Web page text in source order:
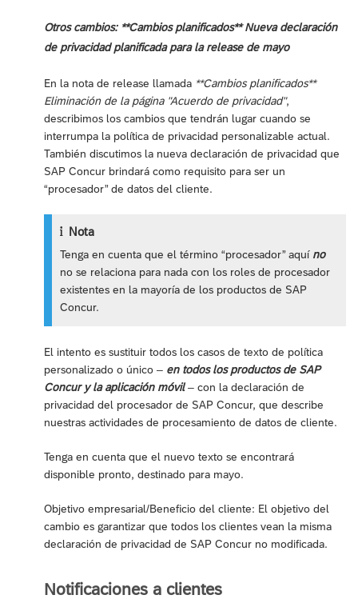
Otros cambios: **Cambios planificados** Nueva declaración
de privacidad planificada para la release de mayo
En la nota de release llamada **Cambios planificados**
Eliminación de la página "Acuerdo de privacidad",
describimos los cambios que tendrán lugar cuando se
interrumpa la política de privacidad personalizable actual.
También discutimos la nueva declaración de privacidad que
SAP Concur brindará como requisito para ser un
“procesador” de datos del cliente.
Nota
Tenga en cuenta que el término “procesador” aquí no
no se relaciona para nada con los roles de procesador
existentes en la mayoría de los productos de SAP
Concur.
El intento es sustituir todos los casos de texto de política
personalizado o único – en todos los productos de SAP
Concur y la aplicación móvil– con la declaración de
privacidad del procesador de SAP Concur, que describe
nuestras actividades de procesamiento de datos de cliente.
Tenga en cuenta que el nuevo texto se encontrará
disponible pronto, destinado para mayo.
Objetivo empresarial/Beneficio del cliente: El objetivo del
cambio es garantizar que todos los clientes vean la misma
declaración de privacidad de SAP Concur no modificada.
Notificaciones a clientes